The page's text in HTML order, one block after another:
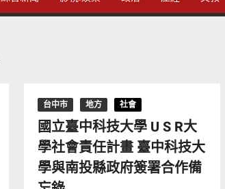
台中市 地方 社會
國立臺中科技大學 U S R大
學社會責任計畫 臺中科技大
學與南投縣政府簽署合作備